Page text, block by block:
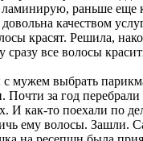
раньше еще
довольна качеством
красят. Решила,
сразу все волосы
с мужем выбрать
Почти за год
И как-то поехали по
ему волосы. Зашли.